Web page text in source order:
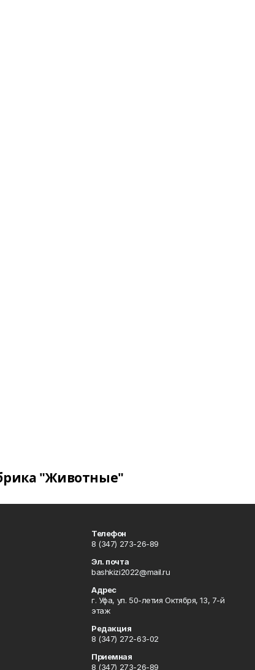
"Животные"
Телефон
8 (347) 273-26-89
Эл. почта
bashkizi2022@mail.ru
Адрес
г. Уфа, ул. 50-летия Октября, 13, 7-й
этаж
Редакция
8 (347) 272-63-02
Приемная
8 (347) 273-26-89